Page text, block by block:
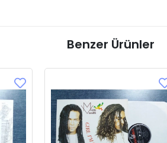
Benzer Ürünler